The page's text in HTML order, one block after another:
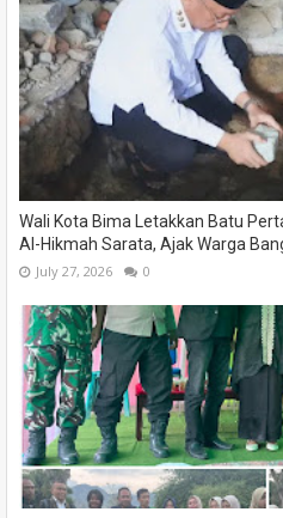
Wali Kota Bima Letakkan Batu
Al-Hikmah Sarata, Ajak Warga
July 27, 2026 0